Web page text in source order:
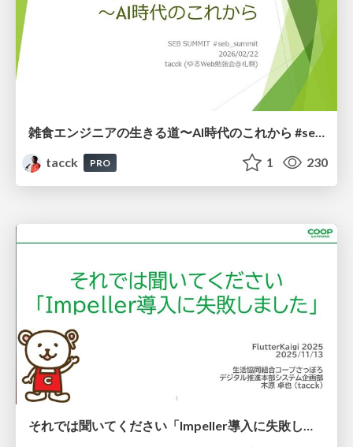
tacck
PRO 1 230
それでは聞いてください「Impeller導入に失敗しました」 #FlutterKaigi #skia